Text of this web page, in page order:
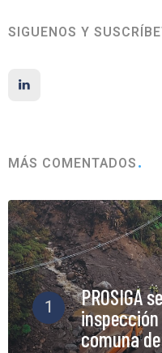
SIGUENOS Y
MÁS COMENTADOS
1
PROSIGA
comuna